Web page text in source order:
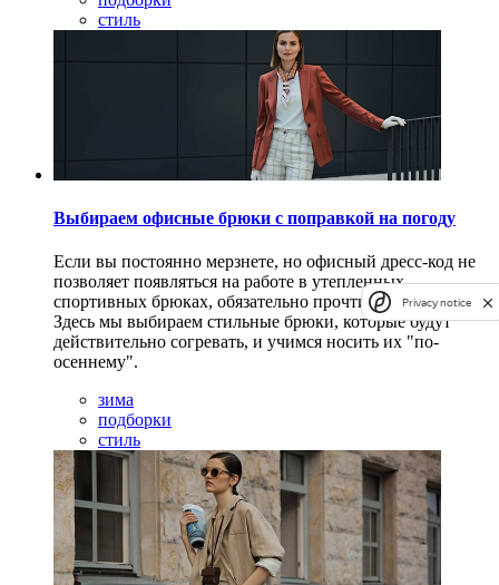
стиль
Выбираем офисные брюки с поправкой на погоду
Если вы постоянно мерзнете, но офисный дресс-код не
позволяет появляться на работе в утепленных
спортивных брюках, обязательно прочтите эту статью.
Здесь мы выбираем стильные брюки, которые будут
действительно согревать, и учимся носить их "по-
осеннему".
зима
подборки
стиль
Privacy notice